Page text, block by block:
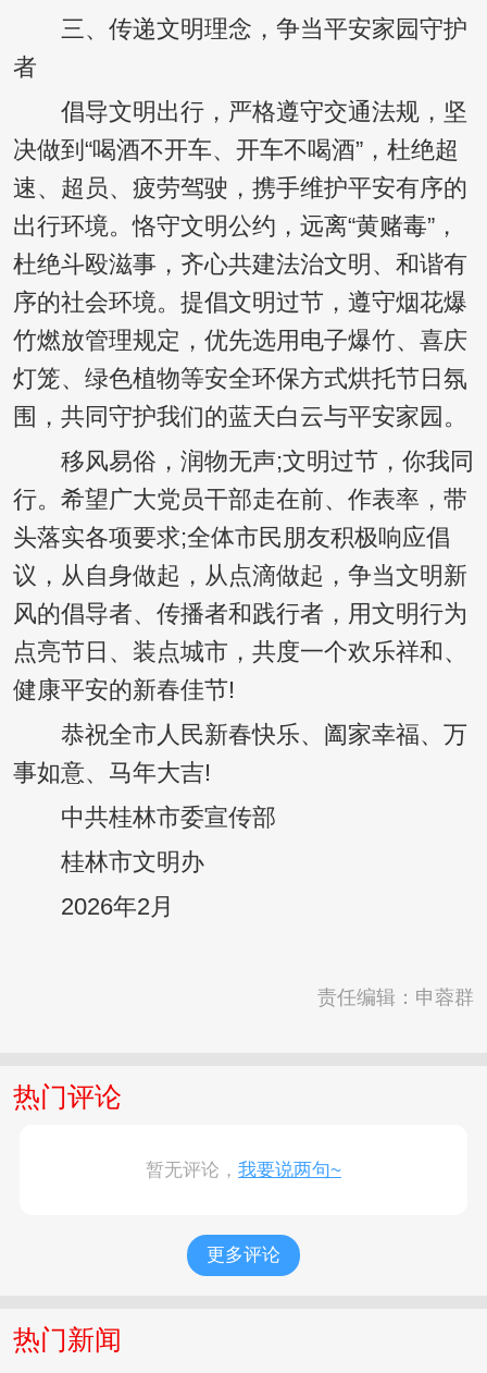
三、传递文明理念，争当平安家园守护
者
倡导文明出行，严格遵守交通法规，坚
决做到“喝酒不开车、开车不喝酒”，杜绝超
速、超员、疲劳驾驶，携手维护平安有序的
出行环境。恪守文明公约，远离“黄赌毒”，
杜绝斗殴滋事，齐心共建法治文明、和谐有
序的社会环境。提倡文明过节，遵守烟花爆
竹燃放管理规定，优先选用电子爆竹、喜庆
灯笼、绿色植物等安全环保方式烘托节日氛
围，共同守护我们的蓝天白云与平安家园。
移风易俗，润物无声;文明过节，你我同
行。希望广大党员干部走在前、作表率，带
头落实各项要求;全体市民朋友积极响应倡
议，从自身做起，从点滴做起，争当文明新
风的倡导者、传播者和践行者，用文明行为
点亮节日、装点城市，共度一个欢乐祥和、
健康平安的新春佳节!
恭祝全市人民新春快乐、阖家幸福、万
事如意、马年大吉!
中共桂林市委宣传部
桂林市文明办
2026年2月
责任编辑：申蓉群
热门评论
暂无评论， 我要说两句~
更多评论
热门新闻